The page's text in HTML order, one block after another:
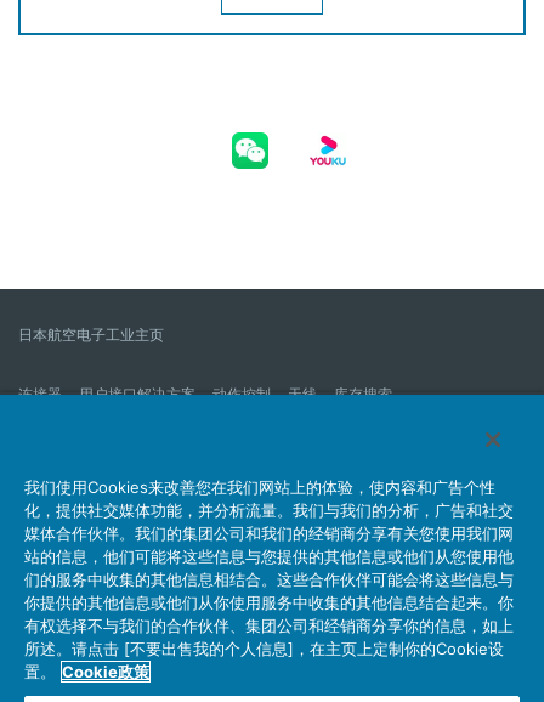
日本航空电子工业主页
连接器 用户接口解决方案 动作控制 天线 库存搜索
我们的公司 企业社会责任 IR消息 公司新到信息列表
产品信息新的列表
网站地图
联系我们
个人信息保护方针 JAE Cookie政策
关于利用本网站
社交媒体官方账号运营方针
我们使用Cookies来改善您在我们网站上的体验，使内容和广告个性
化，提供社交媒体功能，并分析流量。我们与我们的分析，广告和社交
媒体合作伙伴。我们的集团公司和我们的经销商分享有关您使用我们网
站的信息，他们可能将这些信息与您提供的其他信息或他们从您使用他
们的服务中收集的其他信息相结合。这些合作伙伴可能会将这些信息与
你提供的其他信息或他们从你使用服务中收集的其他信息结合起来。你
有权选择不与我们的合作伙伴、集团公司和经销商分享你的信息，如上
所述。请点击 [不要出售我的个人信息]，在主页上定制你的Cookie设
置。
Cookie政策